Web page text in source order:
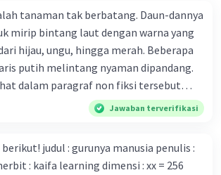
perusahaan biotek dan vaksin.
lalu, Kepala Laboratorium Identifikasi
Peter Doherty untuk Infeksi dan
Julian Druce, menyatakan mereka
virus Corona versi laboratorium dari
untuk uji coba. Tanggapan
berita tersebut adalah ... A.
dengan menemukan vaksin virus
ilmuan perlu segera mempelajari virus
tanaman tak berbatang. Daun-dannya
mirip bintang laut dengan warna yang
hijau, ungu, hingga merah. Beberapa
putih melintang nyaman dipandang.
dalam paragraf non fiksi tersebut
dan penokohan D. penyajian alur cerita
Jawaban terverifikasi
manusia penulis :